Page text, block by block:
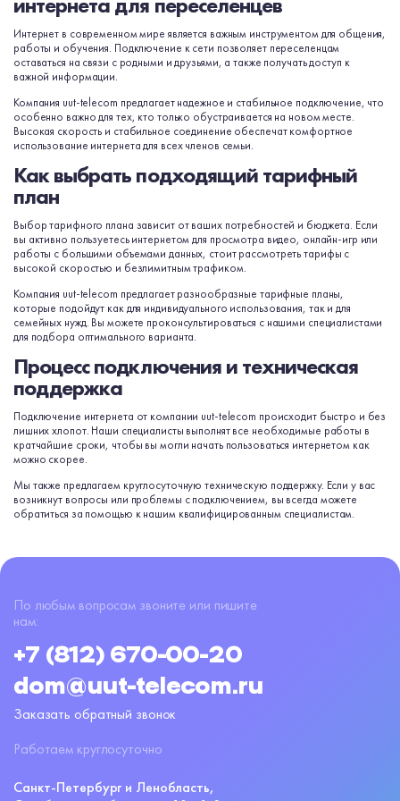
Интернет в современном мире является важным инструментом для общения,
работы и обучения. Подключение к сети позволяет переселенцам
оставаться на связи с родными и друзьями, а также получать доступ к
важной информации.
Компания uut-telecom предлагает надежное и стабильное подключение, что
особенно важно для тех, кто только обустраивается на новом месте.
Высокая скорость и стабильное соединение обеспечат комфортное
использование интернета для всех членов семьи.
Как выбрать подходящий тарифный
план
Выбор тарифного плана зависит от ваших потребностей и бюджета. Если
вы активно пользуетесь интернетом для просмотра видео, онлайн-игр или
работы с большими объемами данных, стоит рассмотреть тарифы с
высокой скоростью и безлимитным трафиком.
Компания uut-telecom предлагает разнообразные тарифные планы,
которые подойдут как для индивидуального использования, так и для
семейных нужд. Вы можете проконсультироваться с нашими специалистами
для подбора оптимального варианта.
Процесс подключения и техническая
поддержка
Подключение интернета от компании uut-telecom происходит быстро и без
лишних хлопот. Наши специалисты выполнят все необходимые работы в
кратчайшие сроки, чтобы вы могли начать пользоваться интернетом как
можно скорее.
Мы также предлагаем круглосуточную техническую поддержку. Если у вас
возникнут вопросы или проблемы с подключением, вы всегда можете
обратиться за помощью к нашим квалифицированным специалистам.
По любым вопросам звоните или пишите
нам:
+7 (812) 670-00-20
dom@uut-telecom.ru
Заказать обратный звонок
Работаем круглосуточно
Санкт-Петербург и Ленобласть,